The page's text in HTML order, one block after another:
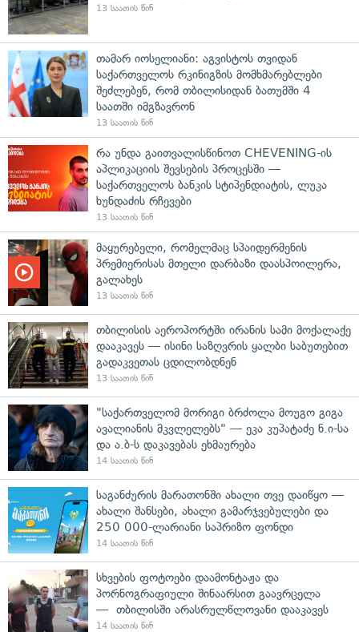
13 საათის წინ
თამარ იოსელიანი: აგვისტოს თვიდან
საქართველოს რკინიგზის მომხმარებლები
შეძლებენ, რომ თბილისიდან ბათუმში 4
საათში იმგზავრონ
13 საათის წინ
რა უნდა გაითვალისწინოთ CHEVENING-ის
აპლიკაციის შევსების პროცესში —
საქართველოს ბანკის სტიპენდიატის, ლუკა
ხუნდაძის რჩევები
13 საათის წინ
მაყურებელი, რომელმაც სპაიდერმენის
პრემიერისას მთელი დარბაზი დაასპოილერა,
გალახეს
13 საათის წინ
თბილისის აეროპორტში ირანის სამი მოქალაქე
დააკავეს — ისინი საზღვრის ყალბი საბუთებით
გადაკვეთას ცდილობდნენ
13 საათის წინ
"საქართველომ მორიგი ბრძოლა მოუგო გიგა
ავალიანის მკვლელებს" — ეკა კუპატაძე ნ.ი-სა
და ა.ბ-ს დაკავებას ეხმაურება
14 საათის წინ
საგანძურის მარათონში ახალი თვე დაიწყო —
ახალი შანსები, ახალი გამარჯვებულები და
250 000-ლარიანი საპრიზო ფონდი
14 საათის წინ
სხვების ფოტოები დაამონტაჟა და
პორნოგრაფიული შინაარსით გაავრცელა
— თბილისში არასრულწლოვანი დააკავეს
14 საათის წინ